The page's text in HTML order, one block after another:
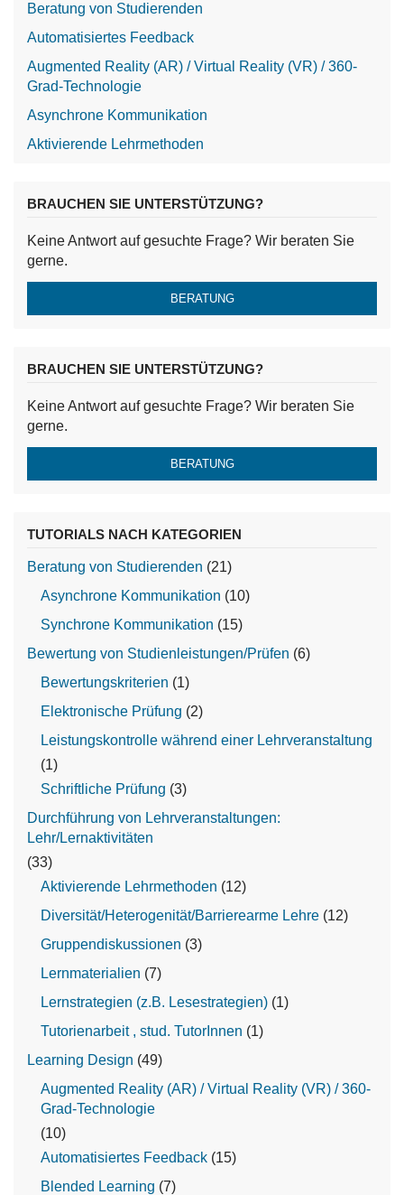
Beratung von Studierenden
Automatisiertes Feedback
Augmented Reality (AR) / Virtual Reality (VR) / 360-
Grad-Technologie
Asynchrone Kommunikation
Aktivierende Lehrmethoden
BRAUCHEN SIE UNTERSTÜTZUNG?
Keine Antwort auf gesuchte Frage? Wir beraten Sie
gerne.
BERATUNG
BRAUCHEN SIE UNTERSTÜTZUNG?
Keine Antwort auf gesuchte Frage? Wir beraten Sie
gerne.
BERATUNG
TUTORIALS NACH KATEGORIEN
Beratung von Studierenden (21)
Asynchrone Kommunikation (10)
Synchrone Kommunikation (15)
Bewertung von Studienleistungen/Prüfen (6)
Bewertungskriterien (1)
Elektronische Prüfung (2)
Leistungskontrolle während einer Lehrveranstaltung
(1)
Schriftliche Prüfung (3)
Durchführung von Lehrveranstaltungen:
Lehr/Lernaktivitäten
(33)
Aktivierende Lehrmethoden (12)
Diversität/Heterogenität/Barrierearme Lehre (12)
Gruppendiskussionen (3)
Lernmaterialien (7)
Lernstrategien (z.B. Lesestrategien) (1)
Tutorienarbeit , stud. TutorInnen (1)
Learning Design (49)
Augmented Reality (AR) / Virtual Reality (VR) / 360-
Grad-Technologie
(10)
Automatisiertes Feedback (15)
Blended Learning (7)